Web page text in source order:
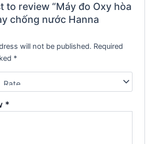
to review “Máy đo Oxy hòa
chống nước Hanna
will not be published. Required
*
*